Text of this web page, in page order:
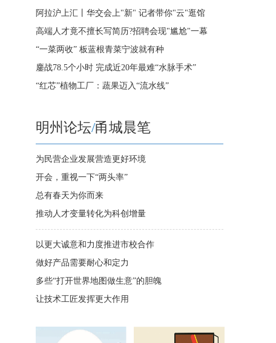
阿拉沪上汇丨华交会上"新" 记者带你"云"逛馆
高端人才竟不擅长写简历?招聘会现"尴尬"一幕
“一菜两收” 板蓝根青菜宁波就有种
鏖战78.5个小时 完成近20年最难“水脉手术”
“红芯”植物工厂：蔬果迈入“流水线”
明州论坛/甬城晨笔
为民营企业发展营造更好环境
开会，重视一下“两头率”
总有春天为你而来
推动人才变量转化为科创增量
以更大诚意和力度推进市校合作
做好产品需要耐心和定力
多些“打开世界地图做生意”的胆魄
让技术工匠发挥更大作用